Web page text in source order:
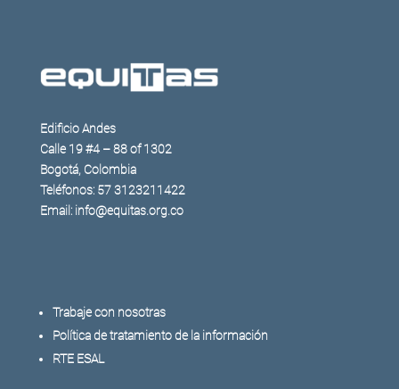
Edificio Andes
Calle 19 #4 – 88 of 1302
Bogotá, Colombia
Teléfonos: 57 3123211422
Email: info@equitas.org.co
Trabaje con nosotras
Política de tratamiento de la información
RTE ESAL